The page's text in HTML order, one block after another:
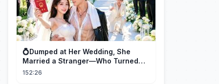
💍Dumped at Her Wedding, She
Married a Stranger—Who Turned
Out to Be a Billionaire CEO💖#drama
152:26